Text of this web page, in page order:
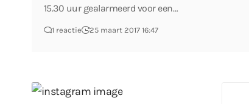
15.30 uur gealarmeerd voor een…
1 reactie 25 maart 2017 16:47